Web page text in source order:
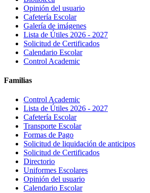
Opinión del usuario
Cafetería Escolar
Galería de imágenes
Lista de Útiles 2026 - 2027
Solicitud de Certificados
Calendario Escolar
Control Academic
Familias
Control Academic
Lista de Útiles 2026 - 2027
Cafetería Escolar
Transporte Escolar
Formas de Pago
Solicitud de liquidación de anticipos
Solicitud de Certificados
Directorio
Uniformes Escolares
Opinión del usuario
Calendario Escolar